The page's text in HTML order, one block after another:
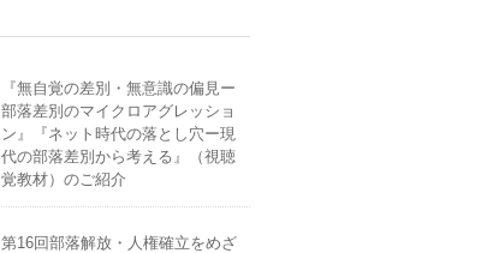
『無自覚の差別・無意識の偏見ー
部落差別のマイクロアグレッショ
ン』『ネット時代の落とし穴ー現
代の部落差別から考える』（視聴
覚教材）のご紹介
第16回部落解放・人権確立をめざ